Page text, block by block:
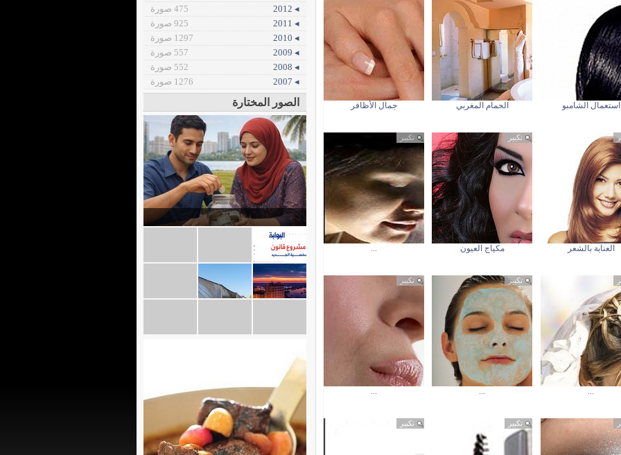
استعمال الشامبو الحمام المغربي جمال الأظافر
العناية بالشعر
تكبير
مكياج العيون
تكبير
...
...
تكبير
...
تكبير
...
تكبير تكبير
◂ 2012
475 صورة
◂ 2011
925 صورة
◂ 2010
1297 صورة
◂ 2009
557 صورة
◂ 2008
552 صورة
◂ 2007
1276 صورة
الصور المختارة